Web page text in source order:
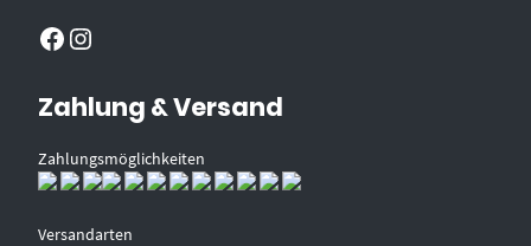
Facebook Instagram
Zahlung & Versand
Zahlungsmöglichkeiten
Versandarten